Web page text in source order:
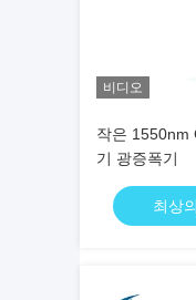
비디오
작은 1550nm
기 광증폭기
최상